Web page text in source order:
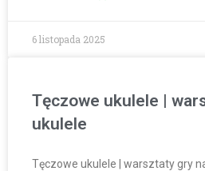
6 listopada 2025
Tęczowe ukulele |
ukulele
Tęczowe ukulele | warsztaty gry